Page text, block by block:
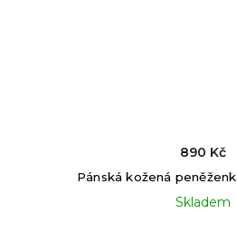
Pánská kožená
Skladem
890 Kč